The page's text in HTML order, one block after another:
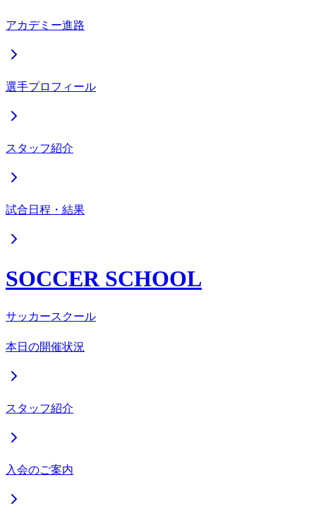
アカデミー進路
選手プロフィール
スタッフ紹介
試合日程・結果
SOCCER SCHOOL
サッカースクール
本日の開催状況
スタッフ紹介
入会のご案内